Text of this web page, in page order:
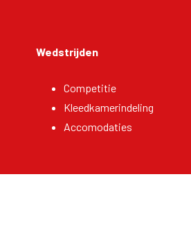
Wedstrijden
Competitie
Kleedkamerindeling
Accomodaties